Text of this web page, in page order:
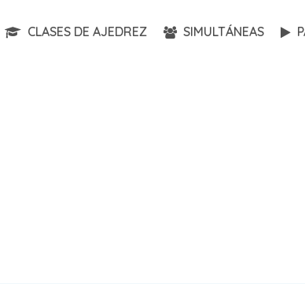
CLASES DE AJEDREZ SIMULTÁNEAS